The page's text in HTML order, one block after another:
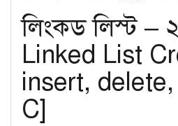
লিংকড লিস্ট –
Linked List
insert,
C]